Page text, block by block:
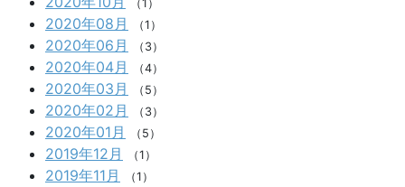
（1）
2020年08月 （1）
2020年06月 （3）
2020年04月 （4）
2020年03月 （5）
2020年02月 （3）
2020年01月 （5）
2019年12月 （1）
2019年11月 （1）